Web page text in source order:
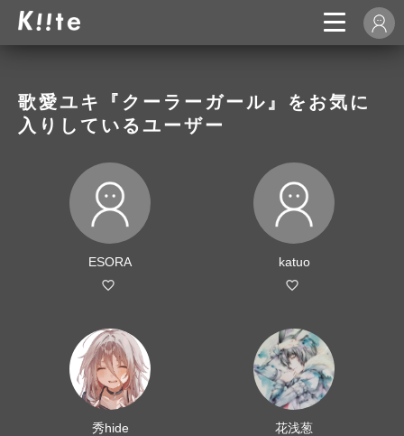
歌愛ユキ『クーラーガール』をお気に
入りしているユーザー
ESORA katuo
秀hide 花浅葱